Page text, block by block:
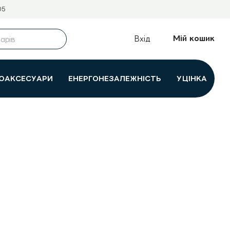
Вхід Мій кошик
ЕНЕРГОНЕЗАЛЕЖНІСТЬ УЦІНКА